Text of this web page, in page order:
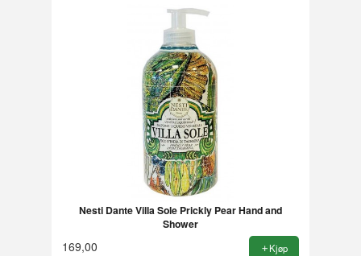
Nesti Dante Villa Sole Prickly Pear Hand and
Shower
169,00 Kjøp